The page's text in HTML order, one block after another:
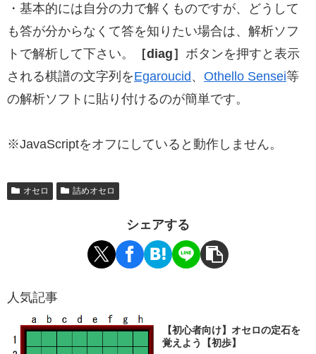
・基本的には自分の力で解くものですが、どうして
も答が分からなくて答を知りたい場合は、解析ソフ
トで解析して下さい。
［diag］ ボタンを押すと表示
される棋譜の文字列をEgaroucid、 Othello Sensei等
の解析ソフトに貼り付けるのが簡単です。
※JavaScriptをオフにしていると動作しません。
オセロ 詰めオセロ
シェアする
人気記事
【初心者向け】オセロの定石を
覚えよう【初歩】